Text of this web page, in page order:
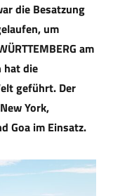
die Besatzung
um
am
hat die
geführt. Der
York,
Goa im Einsatz.